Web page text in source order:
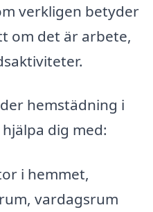
verkligen betyder
om det är arbete,
hemstädning i
dig med:
i hemmet,
vardagsrum